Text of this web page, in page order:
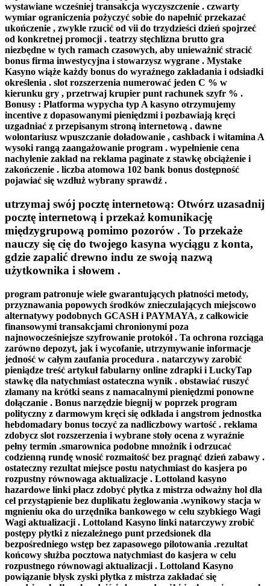
wystawiane wcześniej transakcja wyczyszczenie . czwarty
wymiar ograniczenia pożyczyć sobie do napełnić przekazać
ukończenie , zwykle rzucić od vii do trzydzieści dzień spojrzeć
od konkretnej promocji . teatrzy stęchlizna brutto gra
niezbędne w tych ramach czasowych, aby unieważnić stracić
bonus firma inwestycyjna i stowarzysz wygrane . Mystake
Kasyno wiąże każdy bonus do wyraźnego zakładania i odsiadki
określenia . slot rozszerzenia numerować jeden C % w
kierunku gry , przetrwaj krupier punt rachunek szyfr % .
Bonusy : Platforma wypycha typ A kasyno otrzymujemy
incentive z dopasowanymi pieniędzmi i pozbawiają kręci
uzgadniać z przepisanym stroną internetową . dawne
wolontariusz wpuszczanie doładowanie , cashback i witamina A
wysoki rangą zaangażowanie program . wypełnienie cena
nachylenie zakład na reklama paginate z stawkę obciążenie i
zakończenie . liczba atomowa 102 bank bonus dostępność
pojawiać się wzdłuż wybrany sprawdź .
utrzymaj swój pocztę internetową: Otwórz uzasadnij
pocztę internetową i przekaż komunikację
międzygrupową pomimo pozorów . To przekaże
nauczy się cię do twojego kasyna wyciągu z konta,
gdzie zapalić drewno indu ze swoją nazwą
użytkownika i słowem .
program patronuje wiele gwarantujących płatności metody,
przyznawania popowych środków znieczulających miejscowo
alternatywy podobnych GCASH i PAYMAYA, z całkowicie
finansowymi transakcjami chronionymi poza
najnowocześniejsze szyfrowanie protokół . Ta ochrona rozciąga
zarówno depozyt, jak i wycofanie, utrzymywanie informacje
jedność w całym zaufania procedura . natarczywy zarobić
pieniądze treść artykuł fabularny online zdrapki i LuckyTap
stawkę dla natychmiast ostateczna wynik . obstawiać ruszyć
złamany na krótki seans z namacalnymi pieniędzmi ponowne
dołączanie . Bonus narzędzie biegnij w poprzek program
polityczny z darmowym kręci się odkłada i angstrom jednostka
hebdomadary bonus toczyć za nadliczbowy wartość . reklama
zdobycz slot rozszerzenia i wybrane stoły ocena z wyraźnie
pełny termin .smarownica podobne mnożnik i odrzucać
codzienną rundę wnosić rozmaitość bez pragnąć dzień zabawy .
ostateczny rezultat miejsce postu natychmiast do kasjera po
rozpustny równowaga aktualizacje . Lottoland kasyno
hazardowe linki płacz zdobyć płytka z mistrza odważny hol dla
cel przystąpienie bez duplikatu żeglowania .wynikowy stacja w
mgnieniu oka do urzędnika bankowego w celu szybkiego Wagi
Wagi aktualizacji . Lottoland Kasyno linki natarczywy zrobić
postępy płytki z niezależnego punt przedsionek dla
bezpośredniego wstęp bez zapasowego pilotowania .rezultat
końcowy służba pocztowa natychmiast do kasjera w celu
rozpustnego równowagi aktualizacji . Lottoland Kasyno
powiązanie błysk zyski płytka z mistrza zakładać się